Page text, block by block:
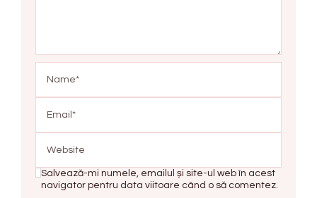
Salvează-mi numele, emailul și site-ul web în acest
navigator pentru data viitoare când o să comentez.